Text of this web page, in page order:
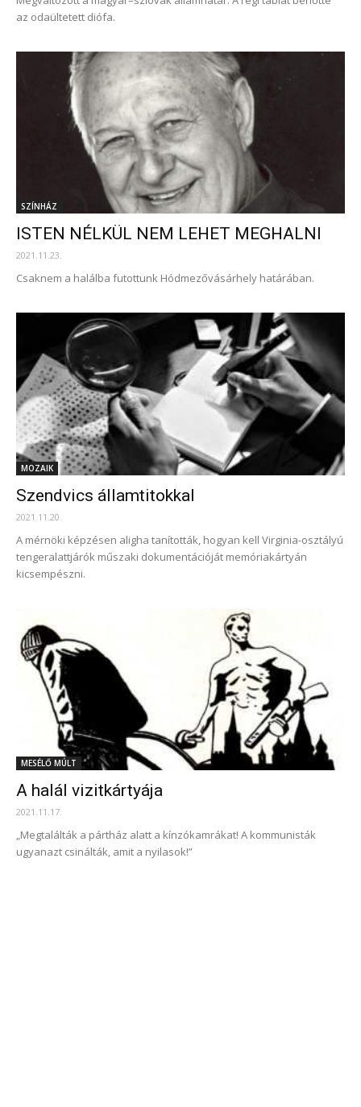
az odaültetett diófa.
SZÍNHÁZ
ISTEN NÉLKÜL NEM LEHET MEGHALNI
2021.11.23.
Csaknem a halálba futottunk Hódmezővásárhely határában.
MOZAIK
Szendvics államtitokkal
2021.11.20.
A mérnöki képzésen aligha tanították, hogyan kell Virginia-osztályú
tengeralattjárók műszaki dokumentációját memóriakártyán
kicsempészni.
MESÉLŐ MÚLT
A halál vizitkártyája
2021.11.17.
„Megtalálták a pártház alatt a kínzókamrákat! A kommunisták
ugyanazt csinálták, amit a nyilasok!”